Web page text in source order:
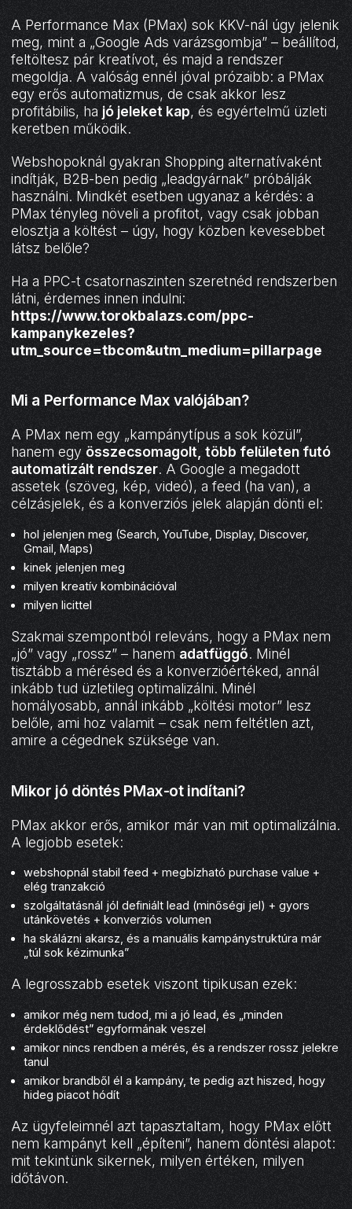
A Performance Max (PMax) sok KKV-nál úgy jelenik
meg, mint a „Google Ads varázsgombja” – beállítod,
feltöltesz pár kreatívot, és majd a rendszer
megoldja. A valóság ennél jóval prózaibb: a PMax
egy erős automatizmus, de csak akkor lesz
profitábilis, ha jó jeleket kap, és egyértelmű üzleti
keretben működik.
Webshopoknál gyakran Shopping alternatívaként
indítják, B2B-ben pedig „leadgyárnak” próbálják
használni. Mindkét esetben ugyanaz a kérdés: a
PMax tényleg növeli a profitot, vagy csak jobban
elosztja a költést – úgy, hogy közben kevesebbet
látsz belőle?
Ha a PPC-t csatornaszinten szeretnéd rendszerben
látni, érdemes innen indulni:
https://www.torokbalazs.com/ppc-
kampanykezeles?
utm_source=tbcom&utm_medium=pillarpage
Mi a Performance Max valójában?
A PMax nem egy „kampánytípus a sok közül”,
hanem egy összecsomagolt, több felületen futó
automatizált rendszer. A Google a megadott
assetek (szöveg, kép, videó), a feed (ha van), a
célzásjelek, és a konverziós jelek alapján dönti el:
hol jelenjen meg (Search, YouTube, Display, Discover,
Gmail, Maps)
kinek jelenjen meg
milyen kreatív kombinációval
milyen licittel
Szakmai szempontból releváns, hogy a PMax nem
„jó” vagy „rossz” – hanem adatfüggő. Minél
tisztább a mérésed és a konverzióértéked, annál
inkább tud üzletileg optimalizálni. Minél
homályosabb, annál inkább „költési motor” lesz
belőle, ami hoz valamit – csak nem feltétlen azt,
amire a cégednek szüksége van.
Mikor jó döntés PMax-ot indítani?
PMax akkor erős, amikor már van mit optimalizálnia.
A legjobb esetek:
webshopnál stabil feed + megbízható purchase value +
elég tranzakció
szolgáltatásnál jól definiált lead (minőségi jel) + gyors
utánkövetés + konverziós volumen
ha skálázni akarsz, és a manuális kampánystruktúra már
„túl sok kézimunka”
A legrosszabb esetek viszont tipikusan ezek:
amikor még nem tudod, mi a jó lead, és „minden
érdeklődést” egyformának veszel
amikor nincs rendben a mérés, és a rendszer rossz jelekre
tanul
amikor brandből él a kampány, te pedig azt hiszed, hogy
hideg piacot hódít
Az ügyfeleimnél azt tapasztaltam, hogy PMax előtt
nem kampányt kell „építeni”, hanem döntési alapot:
mit tekintünk sikernek, milyen értéken, milyen
időtávon.